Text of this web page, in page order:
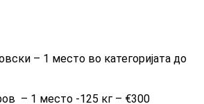
– 1 место во категоријата до
– 1 место -125 кг – €300